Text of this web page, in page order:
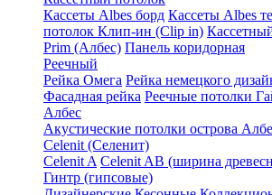
Кассеты Albes борд Кассеты Albes
потолок Клип-ин (Clip in)
Prim (Албес) Панель коридорная
Реечный
Рейка Омега Рейка немецкого
Фасадная рейка Реечные потолки
Албес
Акустические потолки острова
Celenit (Селенит)
Celenit A Celenit AB (ширина
Гинтр (гипсовые)